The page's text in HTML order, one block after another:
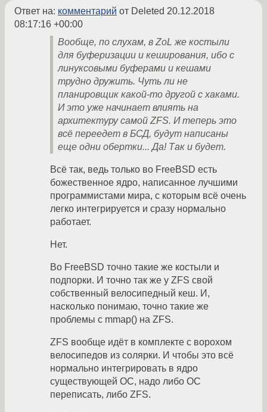
Ответ на: комментарий от Deleted 20.12.2018
08:17:16 +00:00
Вообще, по слухам, в ZoL же костыли
для буферизации и кеширования, ибо с
линуксовыми буферами и кешами
трудно дружить. Чуть ли не
планировщик какой-то другой с хаками.
И это уже начинает влиять на
архитектуру самой ZFS. И теперь это
всё переедет в БСД, будут написаны
еще одни обертки... Да! Так и будет.
Всё так, ведь только во FreeBSD есть
божественное ядро, написанное лучшими
программистами мира, с которым всё очень
легко интегрируется и сразу нормально
работает.
Нет.
Во FreeBSD точно такие же костыли и
подпорки. И точно так же у ZFS свой
собственный велосипедный кеш. И,
насколько понимаю, точно такие же
проблемы с mmap() на ZFS.
ZFS вообще идёт в комплекте с ворохом
велосипедов из солярки. И чтобы это всё
нормально интегрировать в ядро
существующей ОС, надо либо ОС
переписать, либо ZFS.